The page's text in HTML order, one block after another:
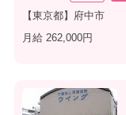
【東京都】府中市
月給 262,000円